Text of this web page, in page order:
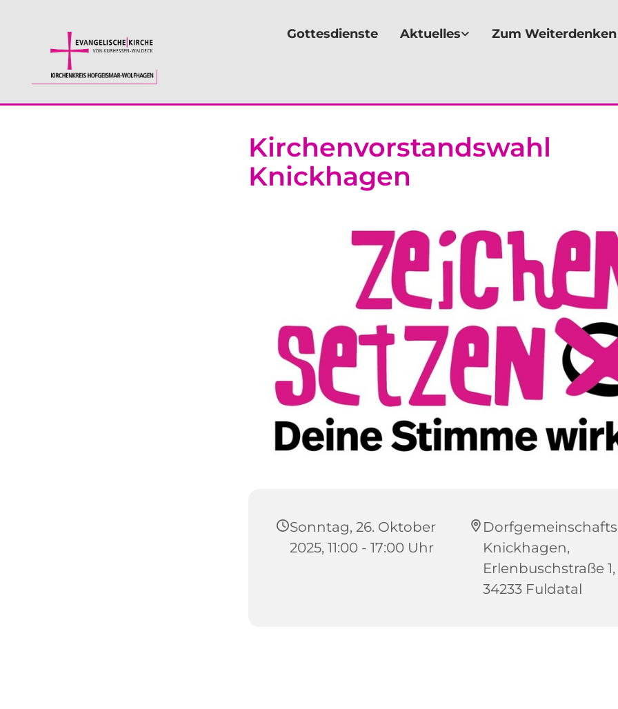
Gottesdienste Aktuelles Zum Weiterdenken
Kirchenvorstandswahl
Knickhagen
Sonntag, 26. Oktober
2025, 11:00 - 17:00 Uhr
Knickhagen,
Erlenbuschstraße 1,
34233 Fuldatal